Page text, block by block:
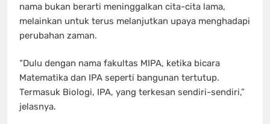
nama bukan berarti meninggalkan cita-cita lama,
melainkan untuk terus melanjutkan upaya menghadapi
perubahan zaman.
“Dulu dengan nama fakultas MIPA, ketika bicara
Matematika dan IPA seperti bangunan tertutup.
Termasuk Biologi, IPA, yang terkesan sendiri-sendiri,”
jelasnya.